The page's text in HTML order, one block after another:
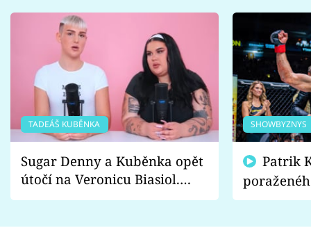
TADEÁŠ KUBĚNKA
Sugar Denny a Kuběnka opět
útočí na Veronicu Biasiol.
Proč je podle nich falešná a
SHOWBYZNYS
fanoušci